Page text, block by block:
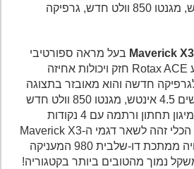
לוח מקשים 7.6 אינטש, מגנטו 850 וולט חדש, גרפיקה
Maverick בעל מראה ספורטיבי
אגרסיבי בשילוב מנוע Rotax ACE חזק ויכולות אחיזה
חדשה והוא מאובזר בתצוגה
דיגיטלית עם לוח מקשים 4.5 אינטש, מגנטו 850 וולט חדש
וכן בדלתות, גג מלא, מיגון תחתון ורתמה עם 4 נקודות
ורפידות כתף. שילדת הכלי זהה לשאר דגמי ה-Maverick X3
TURBO, כשהיא עשויה ממתכת דו-שלבית 980 המעניקה
נמוך מהטובים ביותר בקטגוריה!